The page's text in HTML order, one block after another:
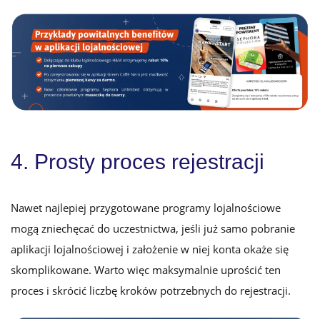
4. Prosty proces rejestracji
Nawet najlepiej przygotowane programy lojalnościowe
mogą zniechęcać do uczestnictwa, jeśli już samo pobranie
aplikacji lojalnościowej i założenie w niej konta okaże się
skomplikowane. Warto więc maksymalnie uprościć ten
proces i skrócić liczbę kroków potrzebnych do rejestracji.